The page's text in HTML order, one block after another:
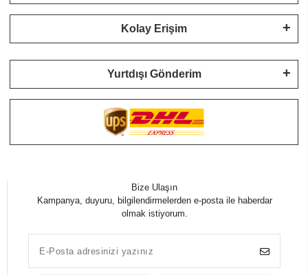
Kolay Erişim
Yurtdışı Gönderim
Bize Ulaşın
Kampanya, duyuru, bilgilendirmelerden e-posta ile haberdar
olmak istiyorum.